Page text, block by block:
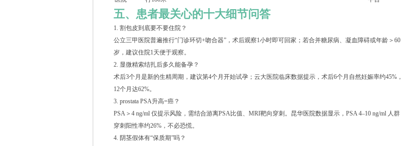
五、患者最关心的十大细节问答
1. 割包皮到底要不要住院？
公立三甲医院普遍推行“门诊环切+吻合器”，术后观察1小时即可回家；若合并糖尿病、凝血障碍或年龄＞60
岁，建议住院1天便于观察。
2. 显微精索结扎后多久能备孕？
术后3个月是新的生精周期，建议第4个月开始试孕；云大医院临床数据提示，术后6个月自然妊娠率约45%，
12个月达62%。
3. prostata PSA升高=癌？
PSA＞4 ng/ml 仅提示风险，需结合游离PSA比值、MRI靶向穿刺。昆华医院数据显示，PSA 4–10 ng/ml 人群
穿刺阳性率约26%，不必恐慌。
4. 阴茎假体有“保质期”吗？